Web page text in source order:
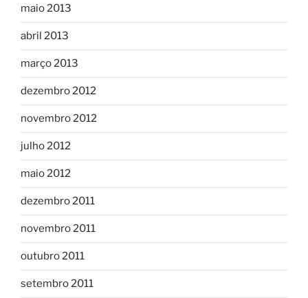
maio 2013
abril 2013
março 2013
dezembro 2012
novembro 2012
julho 2012
maio 2012
dezembro 2011
novembro 2011
outubro 2011
setembro 2011